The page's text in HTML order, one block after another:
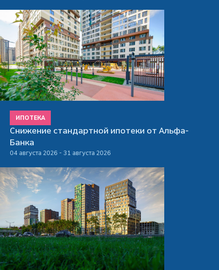
ИПОТЕКА
Снижение стандартной ипотеки от Альфа-
Банка
04 августа 2026 - 31 августа 2026